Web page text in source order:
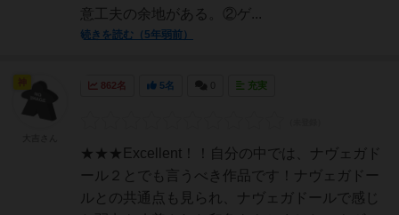
意工夫の余地がある。②ゲ...
続きを読む（5年弱前）
862名 5名 充実
★★★Excellent！！自分の中では、ナヴェガド
ール２とでも言うべき作品です！ナヴェガドー
ルとの共通点も見られ、ナヴェガドールで感じ